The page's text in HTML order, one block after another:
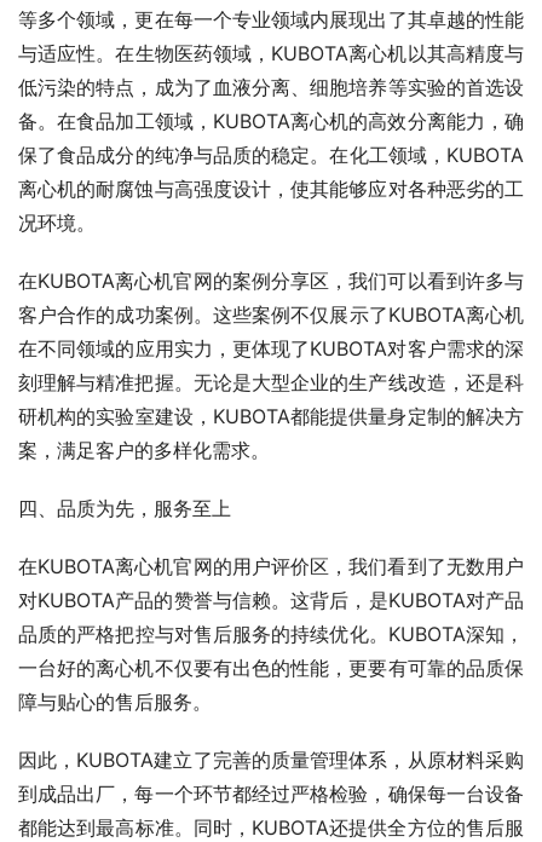
等多个领域，更在每一个专业领域内展现出了其卓越的性能
与适应性。在生物医药领域，KUBOTA离心机以其高精度与
低污染的特点，成为了血液分离、细胞培养等实验的首选设
备。在食品加工领域，KUBOTA离心机的高效分离能力，确
保了食品成分的纯净与品质的稳定。在化工领域，KUBOTA
离心机的耐腐蚀与高强度设计，使其能够应对各种恶劣的工
况环境。
在KUBOTA离心机官网的案例分享区，我们可以看到许多与
客户合作的成功案例。这些案例不仅展示了KUBOTA离心机
在不同领域的应用实力，更体现了KUBOTA对客户需求的深
刻理解与精准把握。无论是大型企业的生产线改造，还是科
研机构的实验室建设，KUBOTA都能提供量身定制的解决方
案，满足客户的多样化需求。
四、品质为先，服务至上
在KUBOTA离心机官网的用户评价区，我们看到了无数用户
对KUBOTA产品的赞誉与信赖。这背后，是KUBOTA对产品
品质的严格把控与对售后服务的持续优化。KUBOTA深知，
一台好的离心机不仅要有出色的性能，更要有可靠的品质保
障与贴心的售后服务。
因此，KUBOTA建立了完善的质量管理体系，从原材料采购
到成品出厂，每一个环节都经过严格检验，确保每一台设备
都能达到最高标准。同时，KUBOTA还提供全方位的售后服